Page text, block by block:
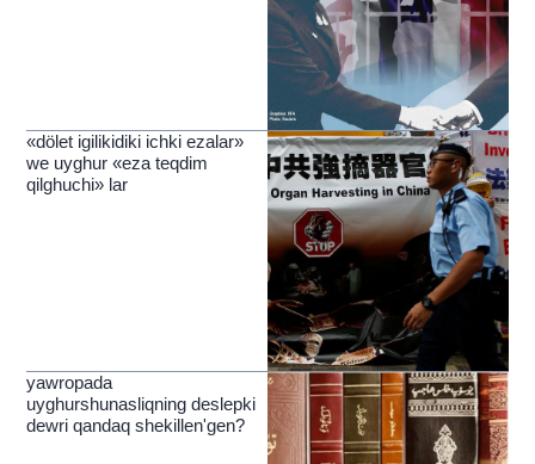
«dölet igilikidiki ichki ezalar»
we uyghur «eza teqdim
qilghuchi» lar
yawropada
uyghurshunasliqning deslepki
dewri qandaq shekillen'gen?